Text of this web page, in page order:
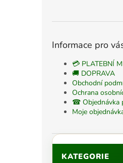
Informace pro
💳 PLATEBNÍ
🚚 DOPRAVA
Obchodní
Ochrana
☎ Objednávka
Moje
kategorie
KATEGORIE